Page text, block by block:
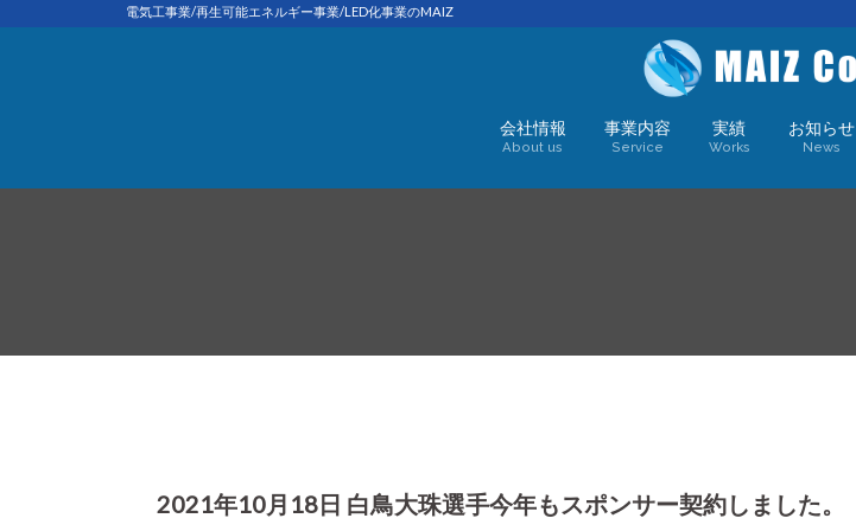
電気工事業/再生可能エネルギー事業/LED化事業のMAIZ
会社情報
About us
事業内容
Service
実績
Works
お知らせ
News
2021年10月18日 白鳥大珠選手今年もスポンサー契約しました。